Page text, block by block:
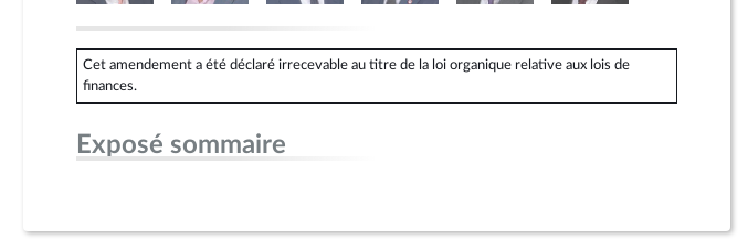
13 octobre 2024
13 octobre 2024
12 octobre 2024
Cet amendement a été déclaré irrecevable au titre de la loi organique relative aux lois de
finances.
Exposé sommaire